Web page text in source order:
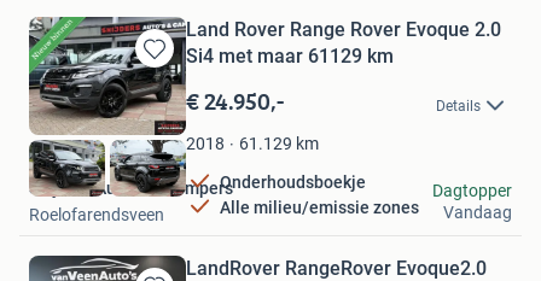
Bewaren
in
Mijn
Favorieten
Land Rover Range Rover Evoque 2.0
Si4 met maar 61129 km
€ 24.950,- Details
2018 61.129 km
Onderhoudsboekje
Alle milieu/emissie zones
Snijders Auto´s & Campers
Roelofarendsveen
Dagtopper
Vandaag
LandRover RangeRover Evoque2.0